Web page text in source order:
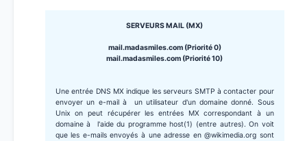
SERVEURS MAIL (MX)
mail.madasmiles.com (Priorité 0)
mail.madasmiles.com (Priorité 10)
Une entrée DNS MX indique les serveurs SMTP à contacter pour
envoyer un e-mail à un utilisateur d'un domaine donné. Sous
Unix on peut récupérer les entrées MX correspondant à un
domaine à l'aide du programme host(1) (entre autres). On voit
que les e-mails envoyés à une adresse en @wikimedia.org sont